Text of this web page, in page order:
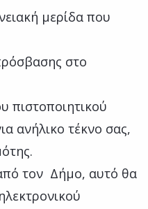
μερίδα που
στο
πιστοποιητικού
ανήλικο τέκνο σας,
τον Δήμο, αυτό θα